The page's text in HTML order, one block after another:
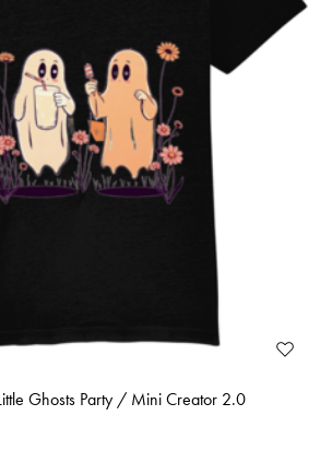
Ghosts Party / Mini Creator 2.0